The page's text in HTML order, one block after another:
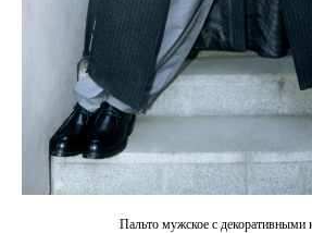
Пальто мужское с декоративными